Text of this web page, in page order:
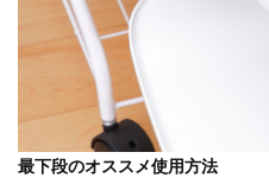
最下段のオススメ使用方法